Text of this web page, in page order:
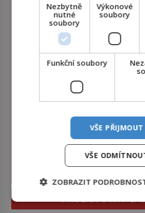
PROLISTOVAT
Nezbytně
nutné
soubory
Výkonové
soubory
Funkční soubory
VŠE PŘIJMOUT
VŠE
ZOBRAZIT